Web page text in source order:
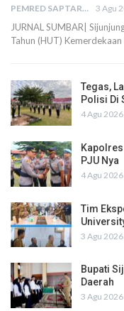
PEMRED SAPTARIUS 3 Agu
JURNAL SUMBAR|
Tahun (HUT)
Tegas,
Polisi Di
4 Agu 2026
PJU Nya
4 Agu 2026
Tim
3 Agu 2026
Bupati
Daerah
3 Agu 2026